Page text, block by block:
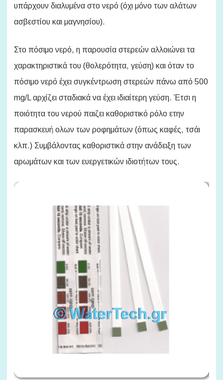
υπάρχουν διαλυμένα στο νερό (όχι μόνο των αλάτων
ασβεστίου και μαγνησίου).
Στο πόσιμο νερό, η παρουσία στερεών αλλοιώνει τα
χαρακτηριστικά του (θολερότητα, γεύση) και όταν το
πόσιμο νερό έχει συγκέντρωση στερεών πάνω από 500
mg/L αρχίζει σταδιακά να έχει ιδιαίτερη γεύση. Έτσι η
ποιότητα του νερού παιζει καθοριστικό ρόλο ετην
παρασκευή ολων των ροφημάτων (όπως καφές, τσάι
κλπ.) Συμβάλοντας καθοριστικά στην ανάδειξη των
αρωμάτων και των ευεργετικών ιδιοτήτων τους.